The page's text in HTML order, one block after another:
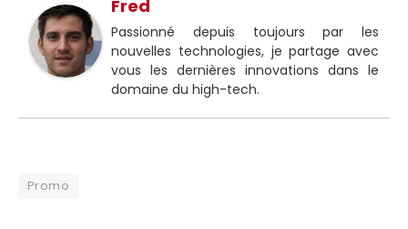
Fred
Passionné depuis toujours par les
nouvelles technologies, je partage avec
vous les dernières innovations dans le
domaine du high-tech.
Promo